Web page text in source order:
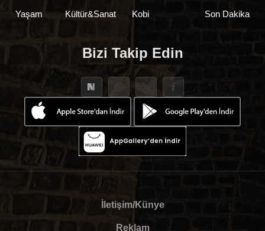
Yaşam
Kültür&Sanat
Kobi
Son Dakika
Bizi Takip Edin
İletişim/Künye
Reklam